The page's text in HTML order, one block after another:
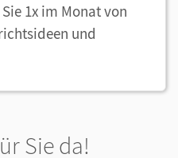
1x im Monat von
und
Sie da!